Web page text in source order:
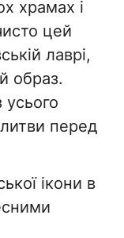
храмах і
цей
лаврі,
образ.
перед
ікони в